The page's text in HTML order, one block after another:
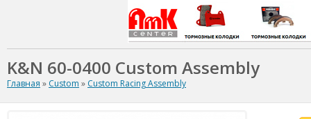
K&N 60-0400 Custom Assembly
Главная » Custom » Custom Racing Assembly